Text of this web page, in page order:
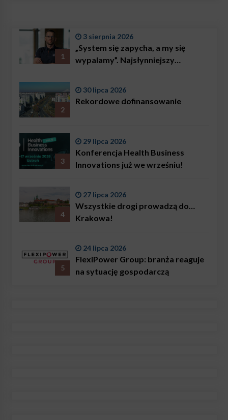
1
3 sierpnia 2026
„System się zapycha, a my się
wypalamy”. Najsłynniejszy
problemem są nie tylko choroby
2
30 lipca 2026
Rekordowe dofinansowanie
3
29 lipca 2026
Konferencja Health Business
Innovations już we wrześniu!
4
27 lipca 2026
Wszystkie drogi prowadzą do…
Krakowa!
5
24 lipca 2026
FlexiPower Group: branża reaguje
na sytuację gospodarczą